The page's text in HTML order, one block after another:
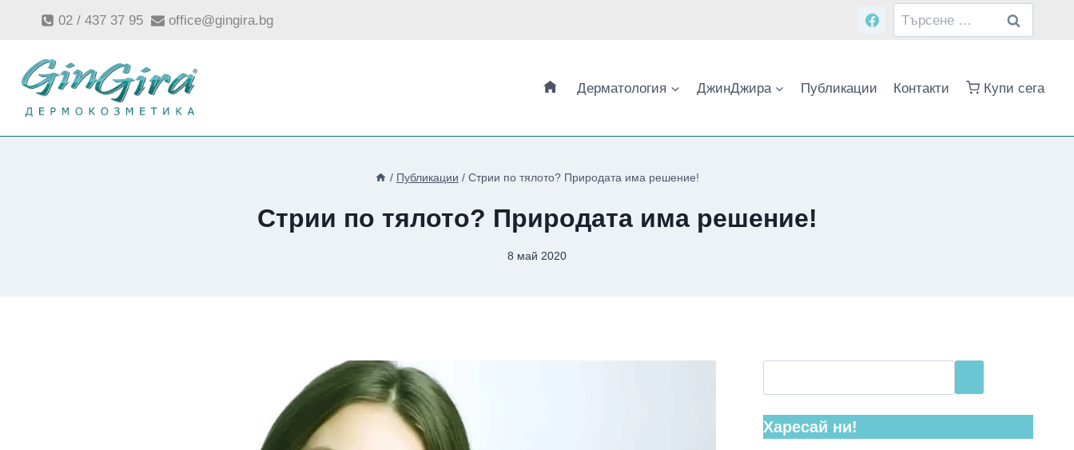
съдържанието
02 / 437 37 95 office@gingira.bg
Търсене
за:
Дерматология ДжинДжира Публикации Контакти Купи сега
/ Публикации / Стрии по тялото? Природата има решение!
Стрии по тялото? Природата има решение!
8 май 2020
Харесай ни!